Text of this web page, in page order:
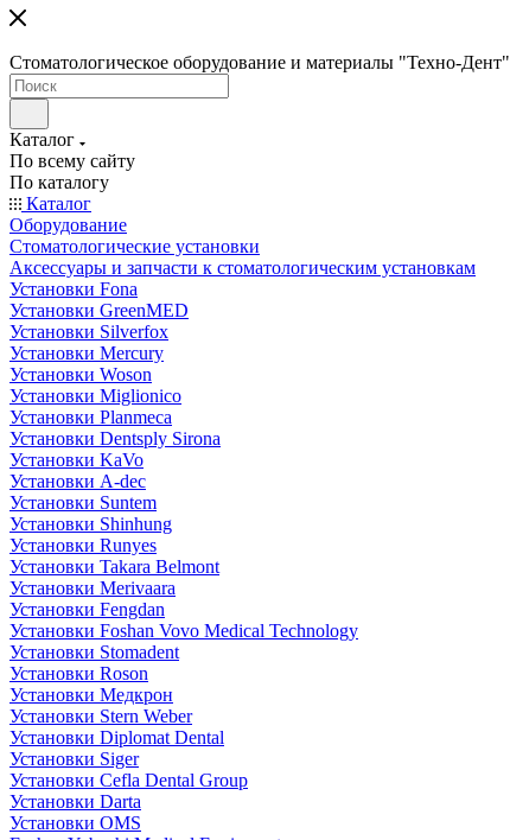
Стоматологическое оборудование и материалы "Техно-Дент"
Каталог
По всему сайту
По каталогу
Каталог
Оборудование
Стоматологические установки
Аксессуары и запчасти к стоматологическим установкам
Установки Fona
Установки GreenMED
Установки Silverfox
Установки Mercury
Установки Woson
Установки Miglionico
Установки Planmeca
Установки Dentsply Sirona
Установки KaVo
Установки A-dec
Установки Suntem
Установки Shinhung
Установки Runyes
Установки Takara Belmont
Установки Merivaara
Установки Fengdan
Установки Foshan Vovo Medical Technology
Установки Stomadent
Установки Roson
Установки Медкрон
Установки Stern Weber
Установки Diplomat Dental
Установки Siger
Установки Cefla Dental Group
Установки Darta
Установки OMS